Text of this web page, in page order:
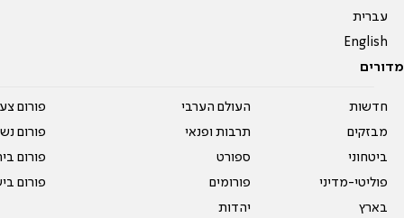
עברית
English
מדורים
חדשות
מבזקים
ביטחוני
פוליטי-מדיני
בארץ
העולם הערבי
תרבות ופנאי
ספורט
פורומים
יהדות
פורום
פורום
פורום
פורום